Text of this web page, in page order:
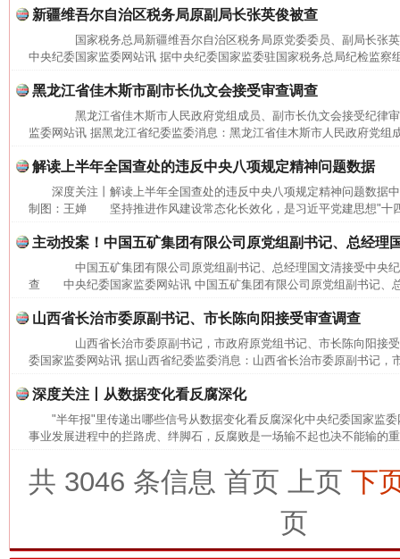
新疆维吾尔自治区税务局原副局长张英俊被查
国家税务总局新疆维吾尔自治区税务局原党委委员、副局长
中央纪委国家监委网站讯 据中央纪委国家监委驻国家税务总局纪检监察
黑龙江省佳木斯市副市长仇文会接受审查调查
黑龙江省佳木斯市人民政府党组成员、副市长仇文会接受纪
监委网站讯 据黑龙江省纪委监委消息：黑龙江省佳木斯市人民政府党组
解读上半年全国查处的违反中央八项规定精神问题数据
深度关注丨解读上半年全国查处的违反中央八项规定精神问题数据
制图：王婵 坚持推进作风建设常态化长效化，是习近平党建思想"十
主动投案！中国五矿集团有限公司原党组副书记、总经理
中国五矿集团有限公司原党组副书记、总经理国文清接受中央
查 中央纪委国家监委网站讯 中国五矿集团有限公司原党组副书记、
山西省长治市委原副书记、市长陈向阳接受审查调查
山西省长治市委原副书记，市政府原党组书记、市长陈向阳
委国家监委网站讯 据山西省纪委监委消息：山西省长治市委原副书记，
深度关注丨从数据变化看反腐深化
"半年报"里传递出哪些信号从数据变化看反腐深化中央纪委国家
事业发展进程中的拦路虎、绊脚石，反腐败是一场输不起也决不能输的
共 3046 条信息 首页 上页 下
页